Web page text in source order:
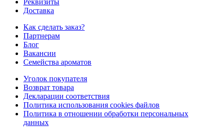
Доставка
Как сделать заказ?
Партнерам
Блог
Вакансии
Семейства ароматов
Уголок покупателя
Возврат товара
Декларации соответствия
Политика использования cookies файлов
Политика в отношении обработки персональных
данных